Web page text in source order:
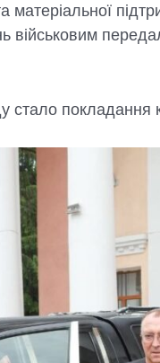
матеріальної
покладання